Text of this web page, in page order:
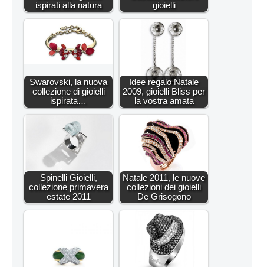
ispirati alla natura
gioielli
Swarovski, la nuova
collezione di gioielli
ispirata…
Idee regalo Natale
2009, gioielli Bliss per
la vostra amata
Spinelli Gioielli,
collezione primavera
estate 2011
Natale 2011, le nuove
collezioni dei gioielli
De Grisogono